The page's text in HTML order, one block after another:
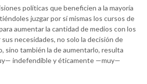
políticas que beneficien a la mayoría
juzgar por sí mismas los cursos de
aumentar la cantidad de medios con los
necesidades, no solo la decisión de
sino también la de aumentarlo, resulta
indefendible y éticamente —muy—